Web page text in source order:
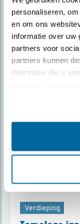
personaliseren,
en om ons
informatie over uw
partners voor
partners kunnen
informatie die u
Door Jouke
Verdieping